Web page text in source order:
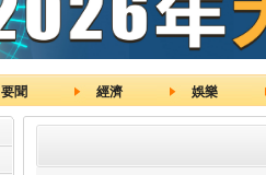
要聞 經濟 娛樂